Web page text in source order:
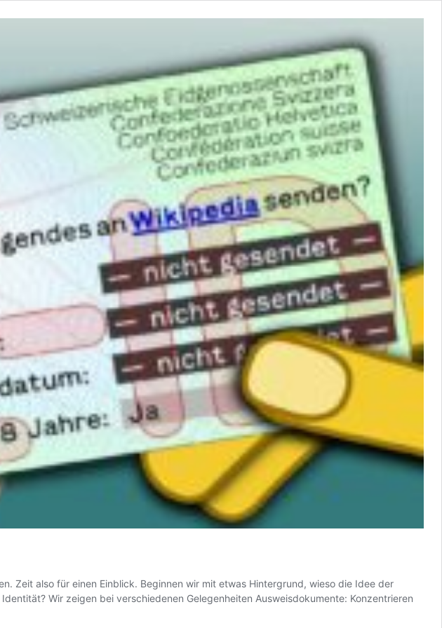
Zeit also für einen Einblick. Beginnen wir mit etwas Hintergrund, wieso die Idee der
Wir zeigen bei verschiedenen Gelegenheiten Ausweisdokumente: Konzentrieren